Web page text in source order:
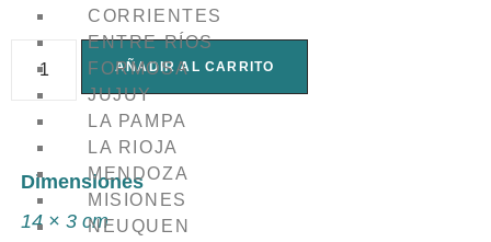
CORRIENTES
ENTRE RÍOS
FORMOSA
JUJUY
LA PAMPA
LA RIOJA
MENDOZA
MISIONES
NEUQUEN
AÑADIR AL CARRITO
Dimensiones
14 × 3 cm